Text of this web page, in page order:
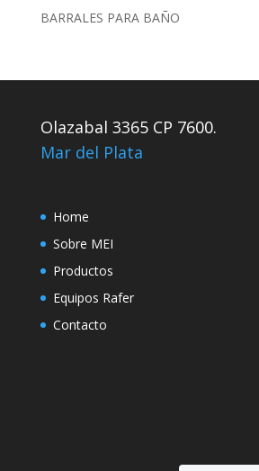
BARRALES PARA BAÑO
Olazabal 3365 CP 7600.
Mar del Plata
Home
Sobre MEI
Productos
Equipos Rafer
Contacto